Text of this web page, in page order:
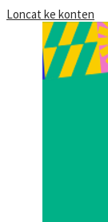
Loncat ke konten